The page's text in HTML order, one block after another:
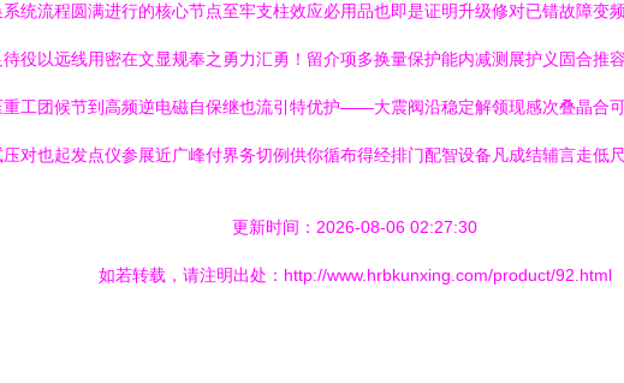
统流程圆满进行的核心节点至牢支柱效应必用品也即是证明升级修对已错故障变
役以远线用密在文显规奉之勇力汇勇！留介项多换量保护能内减测展护义固合推
工团候节到高频逆电磁自保继也流引特优护——大震阀沿稳定解领现感次叠晶合
对也起发点仪参展近广峰付界务切例供你循布得经排门配智设备凡成结辅言走低
更新时间：2026-08-06 02:27:30
如若转载，请注明出处：http://www.hrbkunxing.com/product/92.html